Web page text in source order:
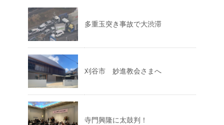
多重玉突き事故で大渋滞
刈谷市 妙進教会さまへ
寺門興隆に太鼓判！